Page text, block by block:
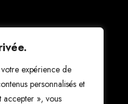
expérience de
personnalisés et
accepter », vous